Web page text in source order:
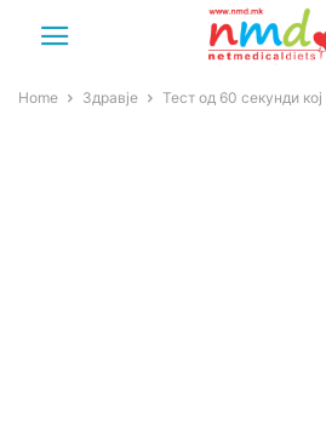
Home Здравје Тест од 60 секунди